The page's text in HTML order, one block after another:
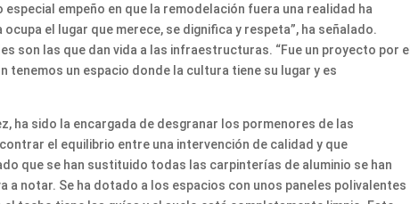
especial empeño en que la remodelación fuera una realidad ha
el lugar que merece, se dignifica y respeta”, ha señalado.
son las que dan vida a las infraestructuras. “Fue un proyecto por el
tenemos un espacio donde la cultura tiene su lugar y es
ha sido la encargada de desgranar los pormenores de las
el equilibrio entre una intervención de calidad y que
que se han sustituido todas las carpinterías de aluminio se han
a notar. Se ha dotado a los espacios con unos paneles polivalentes